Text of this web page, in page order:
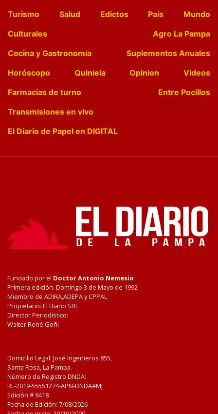
Turismo
Salud Edictos País
Mundo
Culturales
Agro La Pampa
Cocina y Gastronomía
Suplementos Anuales
Horóscopo
Quiniela Opinion
Videos
Farmacias de turno
Entre Pocillos
Transmisiones en vivo
El Diario de Papel en DIGITAL
Fundado por el Doctor Antonio Nemesio
Primera edición: Domingo 3 de Mayo de 1992
Miembro de ADIRA,ADEPA y CPPAL
Propietario: El Diario SRL
Director Periodístico:
Walter René Goñi
Domicilio Legal: José Ingenieros 855,
Santa Rosa, La Pampa.
Número de Registro DNDA:
RL-2019-55551274-APN-DNDA#MJ
Edición # 9418
Fecha de Edición: 7/08/2026